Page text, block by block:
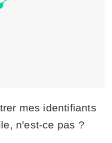
mes identifiants
n'est-ce pas ?